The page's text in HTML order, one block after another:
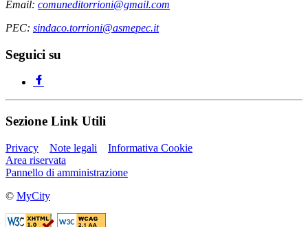
Email: comuneditorrioni@gmail.com
PEC: sindaco.torrioni@asmepec.it
Seguici su
Sezione Link Utili
Privacy Note legali
Informativa Cookie
Area riservata
Pannello di amministrazione
© MyCity